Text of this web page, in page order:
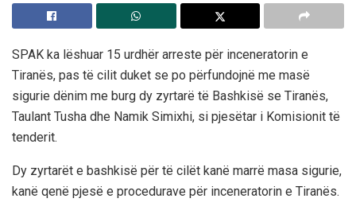
SPAK ka lëshuar 15 urdhër arreste për inceneratorin e
Tiranës, pas të cilit duket se po përfundojnë me masë
sigurie dënim me burg dy zyrtarë të Bashkisë se Tiranës,
Taulant Tusha dhe Namik Simixhi, si pjesëtar i Komisionit të
tenderit.
Dy zyrtarët e bashkisë për të cilët kanë marrë masa sigurie,
kanë qenë pjesë e procedurave për inceneratorin e Tiranës.